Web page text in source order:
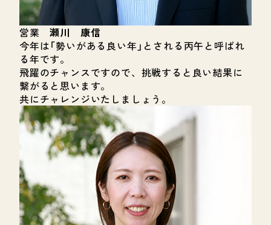
営業瀬川 康信
今年は「勢いがある良い年」とされる丙午と呼ばれ
る年です。
飛躍のチャンスですので、挑戦すると良い結果に
繋がると思います。
共にチャレンジいたしましょう。